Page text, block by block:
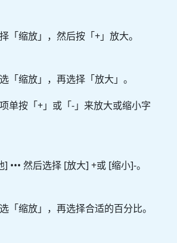
「缩放」，然后按「+」放大。
「缩放」，再选择「放大」。
单按「+」或「-」来放大或缩小字
••• 然后选择 [放大] +或 [缩小]-。
「缩放」，再选择合适的百分比。